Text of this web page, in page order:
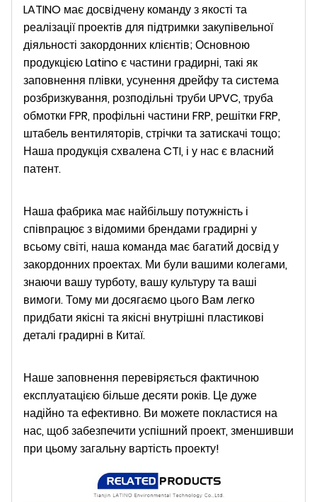
LATINO має досвідчену команду з якості та
реалізації проектів для підтримки закупівельної
діяльності закордонних клієнтів; Основною
продукцією Latino є частини градирні, такі як
заповнення плівки, усунення дрейфу та система
розбризкування, розподільні труби UPVC, труба
обмотки FPR, профільні частини FRP, решітки FRP,
штабель вентиляторів, стрічки та затискачі тощо;
Наша продукція схвалена CTI, і у нас є власний
патент.
Наша фабрика має найбільшу потужність і
співпрацює з відомими брендами градирні у
всьому світі, наша команда має багатий досвід у
закордонних проектах. Ми були вашими колегами,
знаючи вашу турботу, вашу культуру та ваші
вимоги. Тому ми досягаємо цього Вам легко
придбати якісні та якісні внутрішні пластикові
деталі градирні в Китаї.
Наше заповнення перевіряється фактичною
експлуатацією більше десяти років. Це дуже
надійно та ефективно. Ви можете покластися на
нас, щоб забезпечити успішний проект, зменшивши
при цьому загальну вартість проекту!